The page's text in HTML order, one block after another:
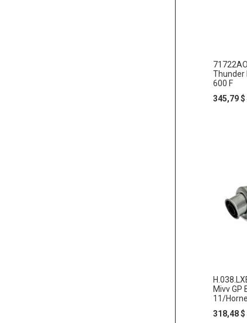
Thunder
600 F
Special
345,79 $
Mivv GP
11/
Special
318,48 $